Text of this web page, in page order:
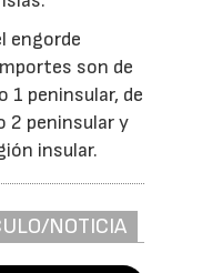
engorde
son de
1 peninsular, de
2 peninsular y
insular.
NOTICIA